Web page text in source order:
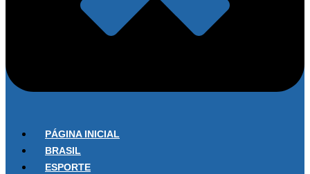
PÁGINA INICIAL
BRASIL
ESPORTE